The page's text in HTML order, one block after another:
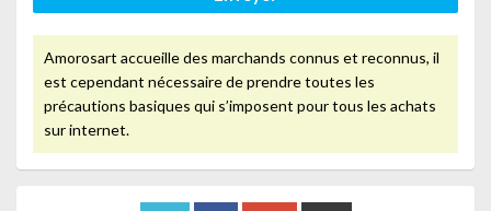
Amorosart accueille des marchands connus et reconnus, il
est cependant nécessaire de prendre toutes les
précautions basiques qui s’imposent pour tous les achats
sur internet.